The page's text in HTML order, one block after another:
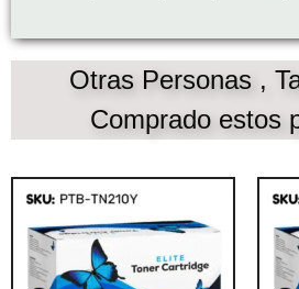
Otras Personas ,
Comprado estos